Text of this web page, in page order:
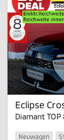
Eclipse
Diamant
Neuwagen